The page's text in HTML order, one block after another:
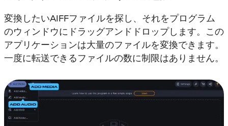
変換したいAIFFファイルを探し、それをプログラム
のウィンドウにドラッグアンドドロップします。この
アプリケーションは大量のファイルを変換できます。
一度に転送できるファイルの数に制限はありません。